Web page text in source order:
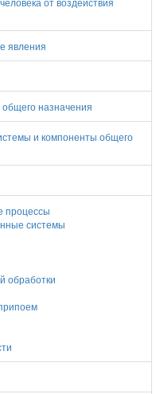
явления
назначения
и компоненты общего
процессы
системы
обработки